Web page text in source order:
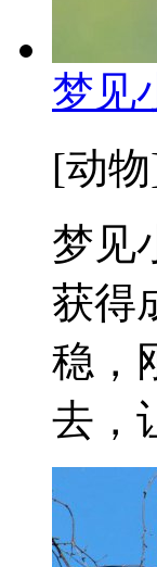
梦见
[动
梦见
获得
稳，
去，